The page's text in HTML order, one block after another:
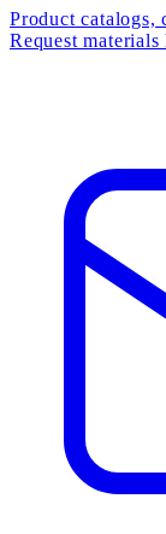
Product catalogs,
Request materials